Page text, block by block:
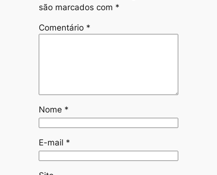
são marcados com *
Comentário *
Nome *
E-mail *